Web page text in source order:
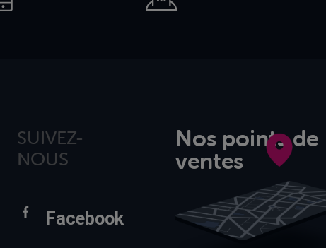
SUIVEZ-
NOUS
Facebook
Nos points de
ventes